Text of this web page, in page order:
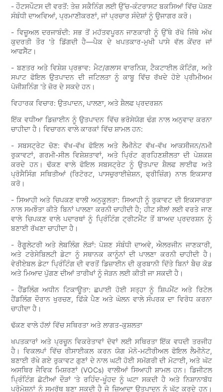
- ਹੌਟਸਪੌਟਸ ਦੀ ਵਰਤੋਂ: ਤੇਜ਼ ਸਕੈਨਿੰਗ ਲਈ ਉੱਚ-ਕੰਟਰਾਸਟ ਬਕਸਿਆਂ ਵਿੱਚ ਪੋਸ਼ਣ
ਸੰਬੰਧੀ ਦਾਅਵਿਆਂ, ਪ੍ਰਮਾਣੀਕਰਣਾਂ, ਜਾਂ ਪ੍ਰਚਾਰ ਸੰਦੇਸ਼ਾਂ ਨੂੰ ਉਜਾਗਰ ਕਰੋ।
- ਵਿਜ਼ੂਅਲ ਦਰਜਾਬੰਦੀ: ਸਭ ਤੋਂ ਮਹੱਤਵਪੂਰਨ ਜਾਣਕਾਰੀ ਨੂੰ ਉੱਥੇ ਰੱਖੋ ਜਿੱਥੇ ਅੱਖ
ਕੁਦਰਤੀ ਤੌਰ 'ਤੇ ਡਿੱਗਦੀ ਹੈ—ਪੈਕ ਦੇ ਖਪਤਕਾਰ-ਮੁਖੀ ਪਾਸੇ ਵੱਲ ਕੇਂਦਰ ਜਾਂ
ਆਫਸੈੱਟ।
- ਬਣਤਰ ਅਤੇ ਵਿਸ਼ੇਸ਼ ਪ੍ਰਭਾਵ: ਮੈਟ/ਗਲਾਸ ਵਾਰਨਿਸ਼, ਟੈਕਟਾਈਲ ਕੋਟਿੰਗ, ਅਤੇ
ਸਪਾਟ ਫੋਇਲ ਉਤਪਾਦਨ ਦੀ ਜਟਿਲਤਾ ਨੂੰ ਕਾਬੂ ਵਿੱਚ ਰੱਖਦੇ ਹੋਏ ਪ੍ਰੀਮੀਅਮ
ਪੋਜੀਸ਼ਨਿੰਗ 'ਤੇ ਜ਼ੋਰ ਦੇ ਸਕਦੇ ਹਨ।
ਵਿਹਾਰਕ ਵਿਚਾਰ: ਉਤਪਾਦਨ, ਪਾਲਣਾ, ਅਤੇ ਸ਼ੈਲਫ ਪ੍ਰਦਰਸ਼ਨ
ਇੱਕ ਵਧੀਆ ਡਿਜ਼ਾਈਨ ਨੂੰ ਉਤਪਾਦਨ ਵਿੱਚ ਭਰੋਸੇਯੋਗ ਢੰਗ ਨਾਲ ਅਨੁਵਾਦ ਕਰਨਾ
ਚਾਹੀਦਾ ਹੈ। ਵਿਚਾਰਨ ਵਾਲੇ ਕਾਰਕਾਂ ਵਿੱਚ ਸ਼ਾਮਲ ਹਨ:
- ਸਬਸਟ੍ਰੇਟ ਚੋਣ: ਵੱਖ-ਵੱਖ ਫੋਇਲ ਅਤੇ ਲੈਮੀਨੇਟ ਵੱਖ-ਵੱਖ ਆਕਸੀਜਨ/ਨਮੀ
ਰੁਕਾਵਟਾਂ, ਗਰਮੀ-ਸੀਲ ਵਿਸ਼ੇਸ਼ਤਾਵਾਂ, ਅਤੇ ਪ੍ਰਿੰਟ ਗ੍ਰਹਿਣਸ਼ੀਲਤਾ ਦੀ ਪੇਸ਼ਕਸ਼
ਕਰਦੇ ਹਨ। ਢੱਕਣ ਵਾਲੇ ਫੋਇਲ ਸਬਸਟ੍ਰੇਟ ਨੂੰ ਉਤਪਾਦ ਸ਼ੈਲਫ ਲਾਈਫ ਅਤੇ
ਪ੍ਰੋਸੈਸਿੰਗ ਸਥਿਤੀਆਂ (ਰਿਟੋਰਟ, ਪਾਸਚੁਰਾਈਜ਼ੇਸ਼ਨ, ਫ੍ਰੀਜ਼ਿੰਗ) ਨਾਲ ਇਕਸਾਰ
ਕਰੋ।
- ਸਿਆਹੀ ਅਤੇ ਚਿਪਕਣ ਵਾਲੀ ਅਨੁਕੂਲਤਾ: ਸਿਆਹੀ ਨੂੰ ਰੁਕਾਵਟ ਦੀ ਇਕਸਾਰਤਾ
ਨਾਲ ਸਮਝੌਤਾ ਕੀਤੇ ਬਿਨਾਂ ਪਾਲਣਾ ਕਰਨੀ ਚਾਹੀਦੀ ਹੈ; ਹੀਟ ਸੀਲਾਂ ਲਈ ਵਰਤੇ ਜਾਣ
ਵਾਲੇ ਚਿਪਕਣ ਵਾਲੇ ਪਦਾਰਥਾਂ ਨੂੰ ਪ੍ਰਿੰਟਿੰਗ ਟ੍ਰੀਟਮੈਂਟ ਤੋਂ ਬਾਅਦ ਪ੍ਰਦਰਸ਼ਨ ਨੂੰ
ਬਣਾਈ ਰੱਖਣਾ ਚਾਹੀਦਾ ਹੈ।
- ਰੈਗੂਲੇਟਰੀ ਅਤੇ ਲੇਬਲਿੰਗ ਲੋੜਾਂ: ਪੋਸ਼ਣ ਸੰਬੰਧੀ ਦਾਅਵੇ, ਐਲਰਜੀਨ ਜਾਣਕਾਰੀ,
ਅਤੇ ਟਰੇਸੇਬਿਲਟੀ ਡੇਟਾ ਨੂੰ ਸਥਾਨਕ ਕਾਨੂੰਨਾਂ ਦੀ ਪਾਲਣਾ ਕਰਨੀ ਚਾਹੀਦੀ ਹੈ।
ਵੇਰੀਏਬਲ ਡੇਟਾ ਪ੍ਰਿੰਟਿੰਗ ਦੀ ਵਰਤੋਂ ਡਿਜ਼ਾਈਨ ਦੀ ਕੁਰਬਾਨੀ ਦਿੱਤੇ ਬਿਨਾਂ ਬੈਚ ਕੋਡ
ਅਤੇ ਮਿਆਦ ਪੁੱਗਣ ਦੀਆਂ ਤਾਰੀਖਾਂ ਨੂੰ ਜੋੜਨ ਲਈ ਕੀਤੀ ਜਾ ਸਕਦੀ ਹੈ।
- ਹੈਂਡਲਿੰਗ ਅਧੀਨ ਟਿਕਾਊਤਾ: ਛਪਾਈ ਹੋਈ ਸਤ੍ਹਾ ਨੂੰ ਸ਼ਿਪਮੈਂਟ ਅਤੇ ਰਿਟੇਲ
ਹੈਂਡਲਿੰਗ ਦੌਰਾਨ ਖੁਰਚਣ, ਫਿੱਕੇ ਪੈਣ ਅਤੇ ਘੋਲਨ ਵਾਲੇ ਸੰਪਰਕ ਦਾ ਵਿਰੋਧ ਕਰਨਾ
ਚਾਹੀਦਾ ਹੈ।
ਢੱਕਣ ਵਾਲੇ ਹੱਲਾਂ ਵਿੱਚ ਸਥਿਰਤਾ ਅਤੇ ਲਾਗਤ-ਕੁਸ਼ਲਤਾ
ਖਪਤਕਾਰਾਂ ਅਤੇ ਪ੍ਰਚੂਨ ਵਿਕਰੇਤਾਵਾਂ ਦੋਵਾਂ ਲਈ ਸਥਿਰਤਾ ਇੱਕ ਵਧਦੀ ਤਰਜੀਹ
ਹੈ। ਵਿਕਲਪਾਂ ਵਿੱਚ ਰੀਸਾਈਕਲ ਕਰਨ ਯੋਗ ਮੋਨੋ-ਮਟੀਰੀਅਲ ਫੋਇਲ ਲੈਮੀਨੇਟ,
ਬਣਾਈ ਰੱਖੇ ਗਏ ਰੁਕਾਵਟ ਗੁਣਾਂ ਦੇ ਨਾਲ ਘਟੀ ਹੋਈ ਸਮੱਗਰੀ ਦੀ ਮੋਟਾਈ, ਅਤੇ ਘੱਟ
ਅਸਥਿਰ ਜੈਵਿਕ ਮਿਸ਼ਰਣਾਂ (VOCs) ਵਾਲੀਆਂ ਸਿਆਹੀ ਸ਼ਾਮਲ ਹਨ। ਡਿਜੀਟਲ
ਪ੍ਰਿੰਟਿੰਗ ਛੋਟੀਆਂ ਦੌੜਾਂ 'ਤੇ ਰਹਿੰਦ-ਖੂੰਹਦ ਨੂੰ ਘਟਾ ਸਕਦੀ ਹੈ ਅਤੇ ਨਿਸ਼ਾਨਾਬੱਧ
ਪ੍ਰੋਮੋਸ਼ਨਾਂ ਨੂੰ ਸਮਰੱਥ ਬਣਾ ਸਕਦੀ ਹੈ ਜੋ ਜ਼ਿਆਦਾ ਉਤਪਾਦਨ ਨੂੰ ਘੱਟ ਕਰਦੇ ਹਨ।